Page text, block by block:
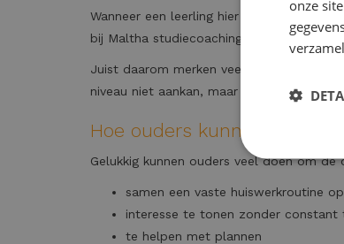
Wanneer een leerling hier vroeg
bij Maltha studiecoaching geven al ruim
Juist daarom merken veel ouders dat
niveau niet aankan, maar omdat leren
Hoe ouders kunnen helpen
Gelukkig kunnen ouders veel doen om
samen een vaste huiswerkroutine
interesse te tonen zonder constant
te helpen met plannen
onze